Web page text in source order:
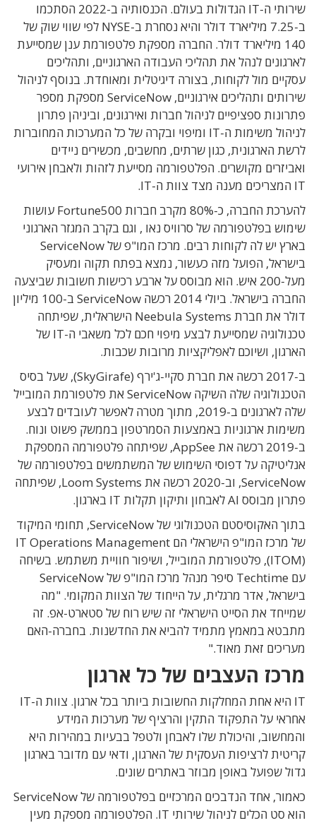
שירותי ה-IT הגדולות בעולם. הכנסותיה ב-2022 הסתכמו
ב-7.25 מיליארד דולר והיא נסחרת ב-NYSE לפי שווי שוק של
140 מיליארד דולר. החברה מספקת פלטפורמת ענן שמסייעת
לארגונים לנהל את תהליכי העבודה הארגוניים, ותהליכים
עסקיים מול לקוחות, בצורה דיגיטלית ומאוחדת. בנוסף לניהול
שירותים ותהליכים אירגוניים, ServiceNow מספקת מספר
פתרונות ספציפיים לניהול חברות ואירגונים, וביניהן פתרון
לניהול משימות ה-IT ומיפוי ובקרה של כל המערכות המחוברות
לרשת הארגונית, כגון שרתים, מחשבים, מכשירים ניידים
ואביזרים מקושרים. הפלטפורמה מסייעת לזהות ולאבחן אירועי
IT המצריכים מענה מצד צוות ה-IT.
להערכת החברה, כ-80% מקרב חברות Fortune500 עושות
שימוש בפלטפורמה של סרוויס נאו , וגם בקרב המגזר הארגוני
בארץ יש לה לקוחות רבים.
מרכז המו"פ של ServiceNow
בישראל, הפועל מזה כעשור, נמצא בפתח תקוה ומעסיק
מעל-200 איש. הוא מבוסס על ארבע רכישות חשובות שביצעה
החברה בישראל. ביולי 2014 רכשה ServiceNow ב-100 מיליון
דולר את חברת Neebula Systems הישראלית, שפיתחה
טכנולוגיה שמסייעת לבצע מיפוי חכם לכל משאבי ה-IT של
הארגון, ושיוכם לאפליקציות מרובות שכבות.
ב-2017 רכשה את חברת סקיי-ג'ירף (SkyGirafe), שעל בסיס
הטכנולוגיה שלה השיקה ServiceNow את פלטפורמת המובייל
שלה לארגונים ב-2019, מתוך מטרה לאפשר לעובדים לבצע
משימות ארגוניות באמצעות הסמרטפון בממשק פשוט ונוח.
ב-2019 רכשה את AppSee, שפיתחה פלטפורמה המספקת
אנליטיקה על דפוסי השימוש של המשתמשים בפלטפורמה של
ServiceNow, וב-2020 רכשה את Loom Systems, שפיתחה
פתרון מבוסס AI לאבחון ותיקון תקלות IT בארגון.
בתוך האקוסיסטם הטכנולוגי של ServiceNow, תחומי המיקוד
של מרכז המו"פ הישראלי הם IT Operations Management
(ITOM), פלטפורמת המובייל, ושיפור חוויית משתמש. בשיחה
עם Techtime סיפר מנהל מרכז המו"פ של ServiceNow
בישראל, אדר מרגלית, על הייחוד של הצוות המקומי. "מה
שמייחד את הסייט הישראלי זה שיש רוח של סטארט-אפ. זה
מתבטא במאמץ מתמיד להביא את החדשנות. בחברה-האם
מעריכים זאת מאוד."
מרכז העצבים של כל ארגון
IT היא אחת המחלקות החשובות ביותר בכל ארגון. צוות ה-IT
אחראי על התפקוד התקין והרציף של מערכות המידע
והמחשוב, והיכולת שלו לאבחן ולטפל בבעיות במהירות היא
קריטית לרציפות העסקית של הארגון, ודאי עם מדובר בארגון
גדול שפועל באופן מבוזר באתרים שונים.
כאמור, אחד הנדבכים המרכזיים בפלטפורמה של ServiceNow
הוא סט הכלים לניהול שירותי IT. הפלטפורמה מספקת מעין